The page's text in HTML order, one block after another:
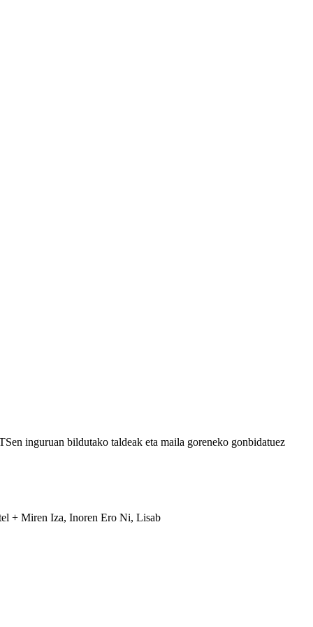
inguruan bildutako taldeak eta maila goreneko gonbidatuez
+ Miren Iza, Inoren Ero Ni, Lisab